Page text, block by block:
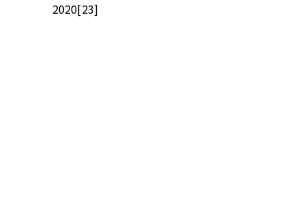
2020[23]